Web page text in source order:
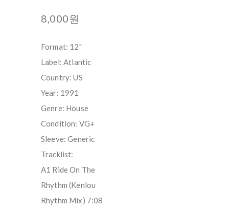
8,000원
Format: 12"
Label: Atlantic
Country: US
Year: 1991
Genre: House
Condition: VG+
Sleeve: Generic
Tracklist:
A1 Ride On The
Rhythm (Kenlou
Rhythm Mix) 7:08